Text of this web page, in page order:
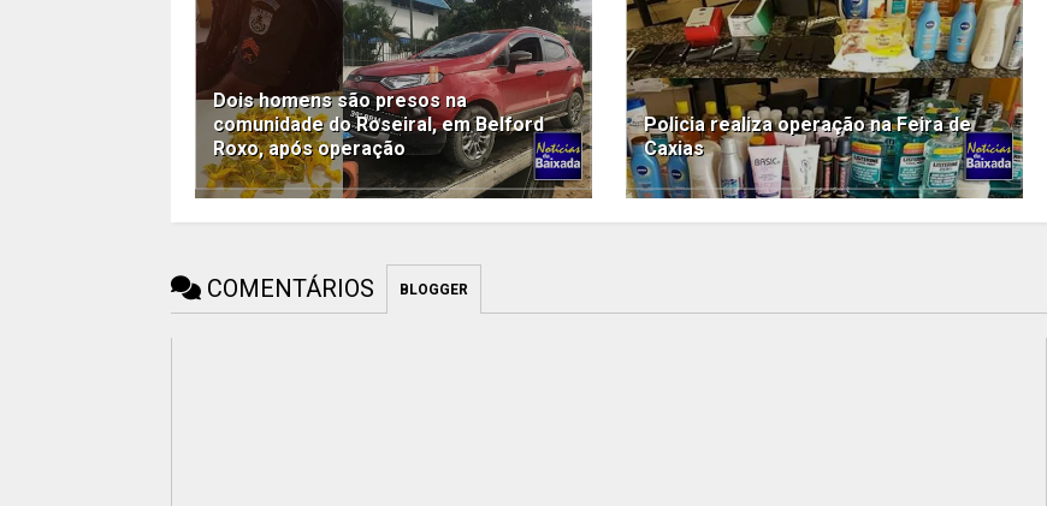
Dois homens são presos na
comunidade do Roseiral, em Belford
Roxo, após operação
Policia realiza operação na Feira de
Caxias
COMENTÁRIOS BLOGGER